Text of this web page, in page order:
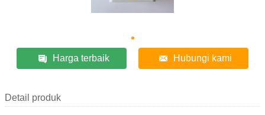
Harga terbaik Hubungi kami
Detail produk